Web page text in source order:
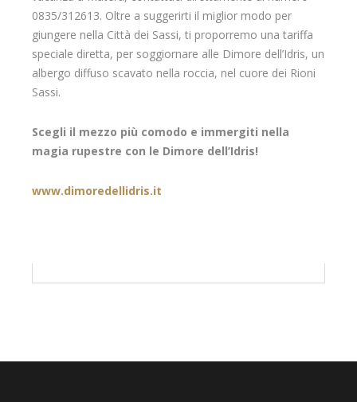
0835/312613. Oltre a suggerirti il miglior modo per
giungere nella Città dei Sassi, ti proporremo una tariffa
speciale diretta, per soggiornare alle Dimore dell’Idris, un
albergo diffuso scavato nella roccia, nel cuore dei Rioni
Sassi.
Scegli il mezzo più comodo e immergiti nella
magia rupestre con le Dimore dell’Idris!
www.dimoredellidris.it